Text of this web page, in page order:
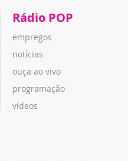
Rádio POP
empregos
notícias
ouça ao vivo
programação
vídeos